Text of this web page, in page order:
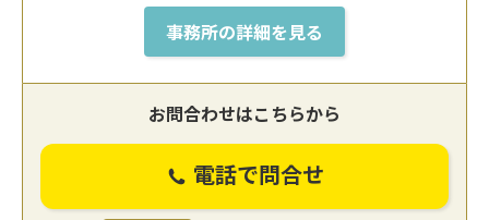
事務所の詳細を見る
お問合わせはこちらから
電話で問合せ